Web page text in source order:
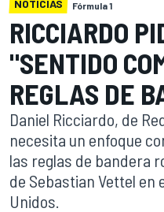
NOTICIAS Fórmula 1
RICCIARDO
"SENTIDO
REGLAS DE
Daniel Ricciardo, de
necesita un enfoque
las reglas de bandera
de Sebastian Vettel en
Unidos.